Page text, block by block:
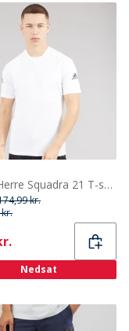
adidas Herre Squadra 21 T-shirt Hvid/Hvid/Sort
kr.
Nedsat